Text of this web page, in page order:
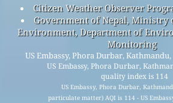
Citizen Weather Observer
Government of Nepal, Ministry
Environment, Department of
Monitoring
US Embassy, Phora Durbar,
US Embassy, Phora Durbar,
quality index is 114
US Embassy, Phora Durbar,
particulate matter) AQI is 114 - US